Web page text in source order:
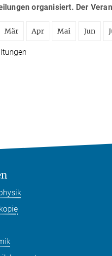
organisiert. Der
Mär Apr Mai Jun